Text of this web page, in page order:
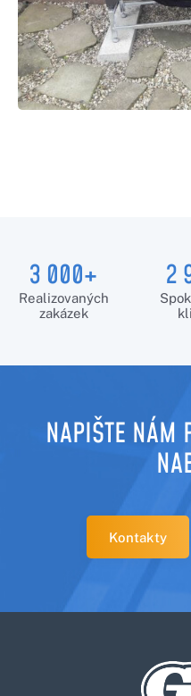
3 000+
Realizovaných
zakázek
2
NAPIŠTE NÁM
Kontakty